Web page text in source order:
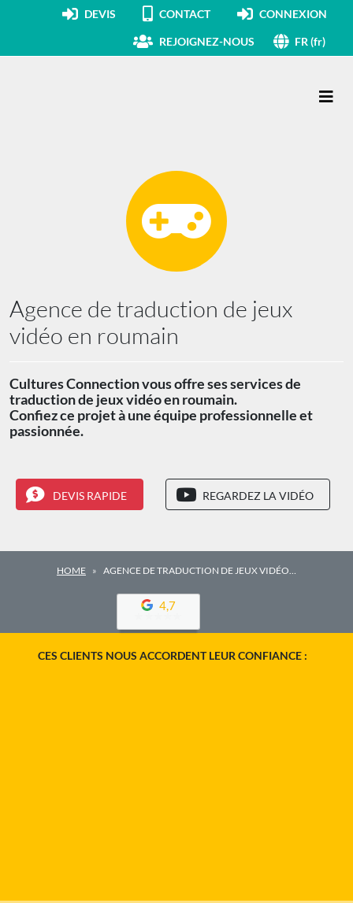
DEVIS CONTACT CONNEXION
REJOIGNEZ-NOUS FR (fr)
Agence de traduction de jeux
vidéo en roumain
Cultures Connection vous offre ses services de
traduction de jeux vidéo en roumain.
Confiez ce projet à une équipe professionnelle et
passionnée.
DEVIS RAPIDE REGARDEZ LA VIDÉO
HOME AGENCE DE TRADUCTION DE JEUX VIDÉO…
4,7
CES CLIENTS NOUS ACCORDENT LEUR CONFIANCE :